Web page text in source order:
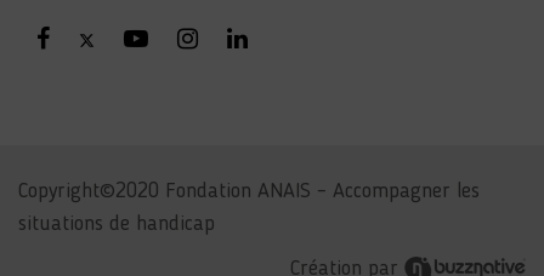
Copyright©2020 Fondation ANAIS – Accompagner les
situations de handicap
Création par